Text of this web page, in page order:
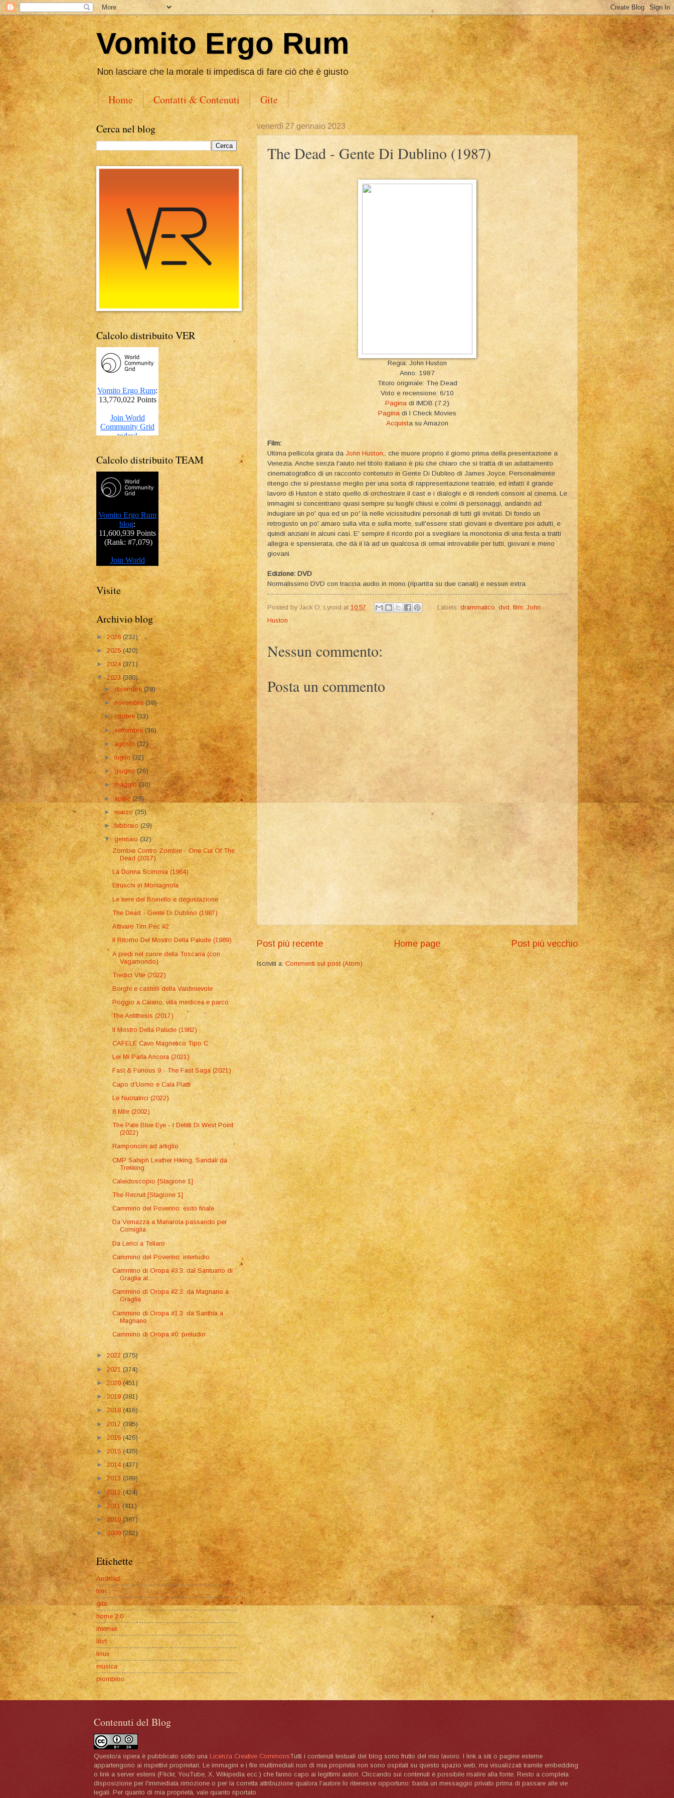
Vomito Ergo Rum
Non lasciare che la morale ti impedisca di fare ciò che è giusto
Home Contatti & Contenuti Gite
venerdì 27 gennaio 2023
The Dead - Gente Di Dublino (1987)
Regia: John Huston
Anno: 1987
Titolo originale: The Dead
Voto e recensione: 6/10
Pagina di IMDB (7.2)
Pagina di I Check Movies
Acquista su Amazon
Film:
Ultima pellicola girata da John Huston ,. che muore proprio il giorno prima della presentazione a
Venezia. Anche senza l'aiuto nel titolo italiano è più che chiaro che si tratta di un adattamento
cinematografico di un racconto contenuto in Gente Di Dublino di James Joyce. Personalmente
ritengo che si prestasse meglio per una sorta di rappresentazione teatrale, ed infatti il grande
lavoro di Huston è stato quello di orchestrare il cast e i dialoghi e di renderli consoni al cinema. Le
immagini si concentrano quasi sempre su luoghi chiusi e colmi di personaggi, andando ad
indugiare un po' qua ed un po' là nelle vicissitudini personali di tutti gli invitati. Di fondo un
retrogusto un po' amaro sulla vita e sulla morte, sull'essere stati giovani e diventare poi adulti, e
quindi anziani in alcuni casi. E' sempre il ricordo poi a svegliare la monotonia di una festa a tratti
allegra e spensierata, che dà il là ad un qualcosa di ormai introvabile per tutti, giovani e meno
giovani.
Edizione: DVD
Normalissimo DVD con traccia audio in mono (ripartita su due canali) e nessun extra.
Posted byJack O. Lyroid at 10:57 Labels: drammatico dvd ,film John
Huston
Nessun commento:
Posta un commento
Post più recente Post più vecchio
Home page
Iscriviti a:Commenti sul post (Atom)
Cerca nel blog
Calcolo distribuito VER
Calcolo distribuito TEAM
Visite
Archivio blog
► 2026(233)
►2025(420)
►2024 (371)
▼2023(380)
►dicembre(28)
►novembre(38)
►ottobre(33)
►settembre(36)
►agosto(32)
►luglio(32)
►giugno(26)
►maggio(30)
►aprile(29)
►marzo(35)
►febbraio(29)
▼gennaio(32)
Zombie Contro Zombie - One Cut Of The
Dead (2017)
La Donna Scimmia (1964)
Etruschi in Montagnola
Le terre del Brunello e degustazione
The Dead - Gente Di Dublino (1987)
Attivare Tim Pec #2
Il Ritorno Del Mostro Della Palude (1989)
A piedi nel cuore della Toscana (con
Vagamondo)
Tredici Vite (2022)
Borghi e castelli della Valdinievole
Poggio a Caiano, villa medicea e parco
The Antithesis (2017)
Il Mostro Della Palude (1982)
CAFELE Cavo Magnetico Tipo C
Lei Mi Parla Ancora (2021)
Fast & Furious 9 - The Fast Saga (2021)
Capo d'Uomo e Cala Piatti
Le Nuotatrici (2022)
8 Mile (2002)
The Pale Blue Eye - I Delitti Di West Point
(2022)
Ramponcini ad artiglio
CMP Sahiph Leather Hiking, Sandali da
Trekking
Caleidoscopio [Stagione 1]
The Recruit [Stagione 1]
Cammino del Poverino: esito finale
Da Vernazza a Manarola passando per
Corniglia
Da Lerici a Tellaro
Cammino del Poverino: interludio
Cammino di Oropa #3.3: dal Santuario di
Graglia al...
Cammino di Oropa #2.3: da Magnano a
Graglia
Cammino di Oropa #1.3: da Santhià a
Magnano
Cammino di Oropa #0: preludio
►2022(375)
►2021(374)
►2020(451)
►2019(381)
►2018(416)
►2017(395)
►2016(426)
►2015 (435)
►2014 (437)
►2013(389)
►2012(424)
►2011(411)
►2010(387)
►2009(282)
Etichette
Android
film
gita
home 2.0
internet
libri
linux
musica
piombino
Contenuti del Blog
Questo/a opera è pubblicato sotto una Licenza Creative CommonsTutti i contenuti testuali del blog sono frutto del mio lavoro. I link a siti o pagine esterne
appartengono ai rispettivi proprietari. Le immagini e i file multimediali non di mia proprietà non sono ospitati su questo spazio web, ma visualizzati tramite embedding
o link a server esterni (Flickr, YouTube, X, Wikipedia ecc.) che fanno capo ai legittimi autori. Cliccando sui contenuti è possibile risalire alla fonte. Resto a completa
disposizione per l'immediata rimozione o per la corretta attribuzione qualora l'autore lo ritenesse opportuno: basta un messaggio privato prima di passare alle vie
legali. Per quanto di mia proprietà, vale quanto riportato